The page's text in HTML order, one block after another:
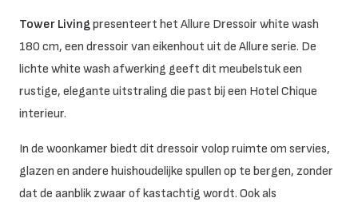
Tower Livingpresenteert het Allure Dressoir white wash
180 cm, een dressoir van eikenhout uit de Allure serie. De
lichte white wash afwerking geeft dit meubelstuk een
rustige, elegante uitstraling die past bij een Hotel Chique
interieur.
In de woonkamer biedt dit dressoir volop ruimte om servies,
glazen en andere huishoudelijke spullen op te bergen, zonder
dat de aanblik zwaar of kastachtig wordt. Ook als